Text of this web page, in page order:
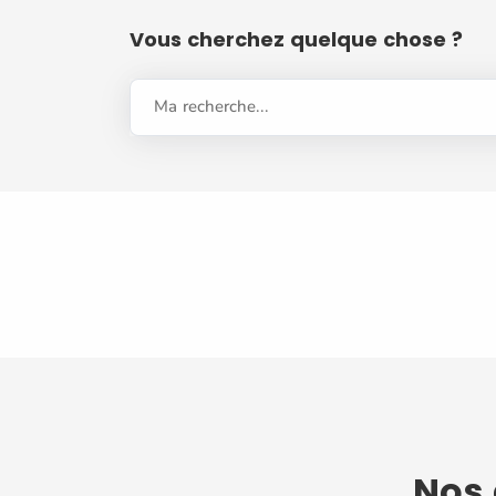
Vous cherchez quelque chose ?
Ma recherche...